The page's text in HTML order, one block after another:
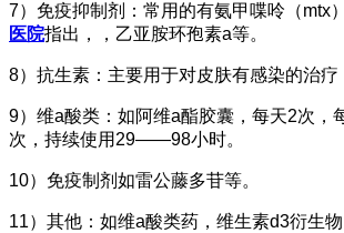
7）免疫抑制剂：常用的有氨甲喋呤（mtx）
医院指出，，乙亚胺环孢素a等。
8）抗生素：主要用于对皮肤有感染的治疗
9）维a酸类：如阿维a酯胶囊，每天2次，
次，持续使用29——98小时。
10）免疫制剂如雷公藤多苷等。
11）其他：如维a酸类药，维生素d3衍生物